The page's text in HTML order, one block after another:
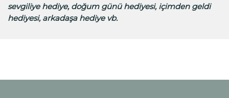
sevgiliye hediye, doğum günü hediyesi, içimden geldi
hediyesi, arkadaşa hediye vb.